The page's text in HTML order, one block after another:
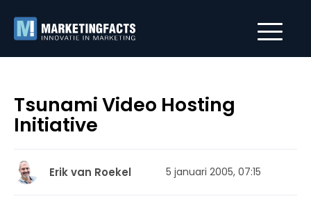
Tsunami Video Hosting
Initiative
Erik van Roekel 5 januari 2005, 07:15